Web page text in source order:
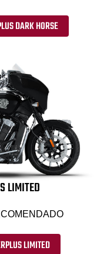
DARK HORSE
LIMITED
LIMITED